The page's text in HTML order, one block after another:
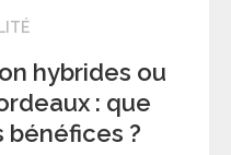
hybrides ou
: que
bénéfices ?